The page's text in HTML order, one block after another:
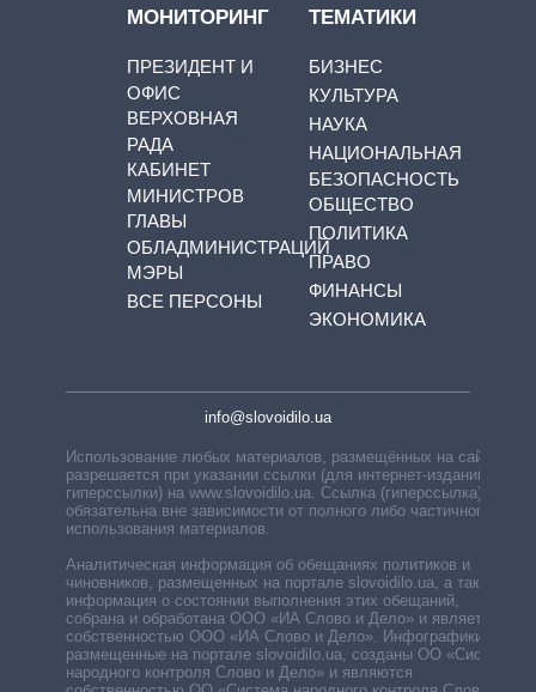
МОНИТОРИНГ
ПРЕЗИДЕНТ И
ОФИС
ВЕРХОВНАЯ
РАДА
КАБИНЕТ
МИНИСТРОВ
ГЛАВЫ
ОБЛАДМИНИСТРАЦИЙ
МЭРЫ
ВСЕ ПЕРСОНЫ
ТЕМАТИКИ
БИЗНЕС
КУЛЬТУРА
НАУКА
НАЦИОНАЛЬНАЯ
БЕЗОПАСНОСТЬ
ОБЩЕСТВО
ПОЛИТИКА
ПРАВО
ФИНАНСЫ
ЭКОНОМИКА
info@slovoidilo.ua
Использование любых материалов, размещённых на сайте,
разрешается при указании ссылки (для интернет-изданий —
гиперссылки) на www.slovoidilo.ua. Ссылка (гиперссылка)
обязательна вне зависимости от полного либо частичного
использования материалов.
Аналитическая информация об обещаниях политиков и
чиновников, размещенных на портале slovoidilo.ua, а также
информация о состоянии выполнения этих обещаний,
собрана и обработана ООО «ИА Слово и Дело» и является
собственностью ООО «ИА Слово и Дело». Инфографики,
размещенные на портале slovoidilo.ua, созданы ОО «Система
народного контроля Слово и Дело» и являются